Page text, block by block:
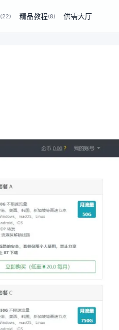
(22) 精品教程(8) 供需大厅